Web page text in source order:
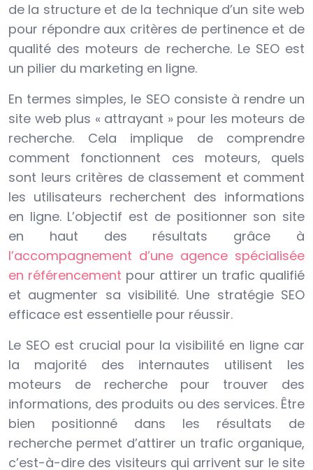
de la structure et de la technique d’un site web
pour répondre aux critères de pertinence et de
qualité des moteurs de recherche. Le SEO est
un pilier du marketing en ligne.
En termes simples, le SEO consiste à rendre un
site web plus « attrayant » pour les moteurs de
recherche. Cela implique de comprendre
comment fonctionnent ces moteurs, quels
sont leurs critères de classement et comment
les utilisateurs recherchent des informations
en ligne. L’objectif est de positionner son site
en haut des résultats grâce à
l’accompagnement d’une agence spécialisée
en référencement pour attirer un trafic qualifié
et augmenter sa visibilité. Une stratégie SEO
efficace est essentielle pour réussir.
Le SEO est crucial pour la visibilité en ligne car
la majorité des internautes utilisent les
moteurs de recherche pour trouver des
informations, des produits ou des services. Être
bien positionné dans les résultats de
recherche permet d’attirer un trafic organique,
c’est-à-dire des visiteurs qui arrivent sur le site